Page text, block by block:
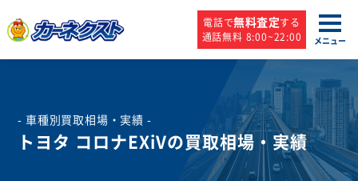
電話で無料査定する
通話無料 8:00~22:00
メニュー
- 車種別買取相場・実績 -
トヨタ コロナEXiVの買取相場・実績